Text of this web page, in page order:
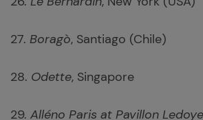
27. Boragò, Santiago (Chile)
28. Odette, Singapore
29. Alléno Paris at Pavillon